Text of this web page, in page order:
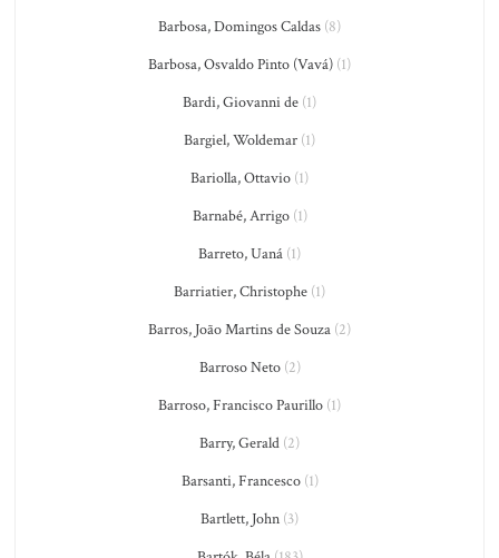
Barbosa, Domingos Caldas (8)
Barbosa, Osvaldo Pinto (Vavá) (1)
Bardi, Giovanni de (1)
Bargiel, Woldemar (1)
Bariolla, Ottavio (1)
Barnabé, Arrigo(1)
Barreto, Uaná (1)
Barriatier, Christophe (1)
Barros, João Martins de Souza (2)
Barroso Neto(2)
Barroso, Francisco Paurillo (1)
Barry, Gerald (2)
Barsanti, Francesco(1)
Bartlett, John (3)